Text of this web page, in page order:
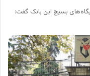
بسیج این بانک گفت: